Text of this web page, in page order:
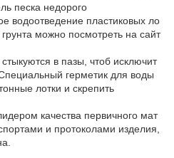
песка недорого
водоотведение пластиковых ло
можно посмотреть на сайт
в пазы, чтоб исключит
герметик для воды
лотки и скрепить
качества первичного мат
и протоколами изделия,